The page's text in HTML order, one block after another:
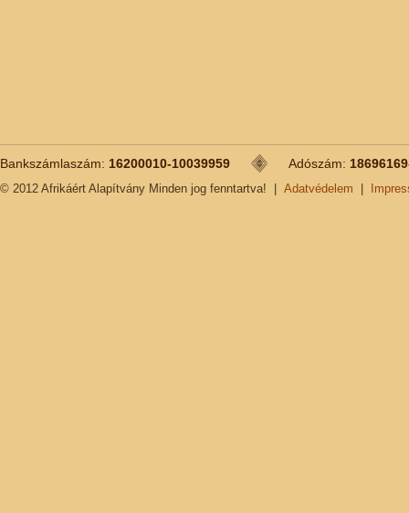
Bankszámlaszám: 16200010-10039959 Adószám:
© 2012 Afrikáért Alapítvány Minden jog fenntartva! Adatvédelem